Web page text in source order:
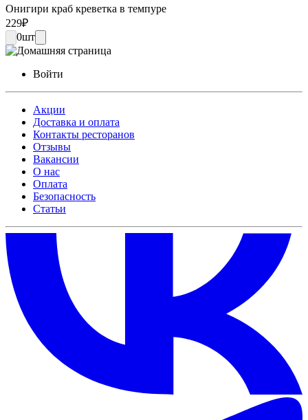
Онигири краб креветка в темпуре
229₽
0шт
Войти
Акции
Доставка и оплата
Контакты ресторанов
Отзывы
Вакансии
О нас
Оплата
Безопасность
Статьи